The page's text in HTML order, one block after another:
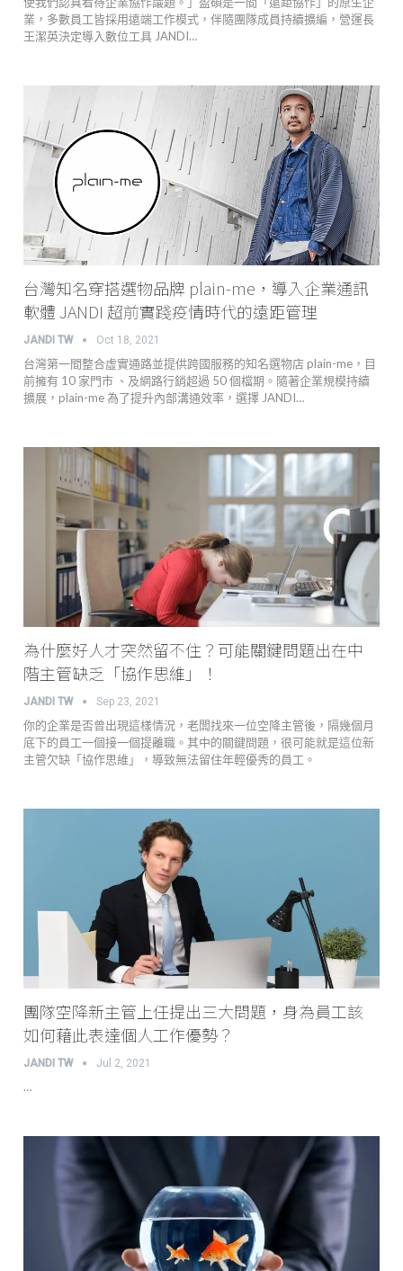
業，多數員工皆採用遠端工作模式，伴隨團隊成員持續擴編，營運長
王潔英決定導入數位工具 JANDI…
台灣知名穿搭選物品牌 plain-me，導入企業通訊
軟體 JANDI 超前實踐疫情時代的遠距管理
JANDI TW Oct 18, 2021
台灣第一間整合虛實通路並提供跨國服務的知名選物店 plain-me，目
前擁有 10 家門市 、及網路行銷超過 50 個檔期。隨著企業規模持續
擴展，plain-me 為了提升內部溝通效率，選擇 JANDI…
為什麼好人才突然留不住？可能關鍵問題出在中
階主管缺乏「協作思維」！
JANDI TW Sep 23, 2021
你的企業是否曾出現這樣情況，老闆找來一位空降主管後，隔幾個月
底下的員工一個接一個提離職。其中的關鍵問題，很可能就是這位新
主管欠缺「協作思維」，導致無法留住年輕優秀的員工。
團隊空降新主管上任提出三大問題，身為員工該
如何藉此表達個人工作優勢？
JANDI TW Jul 2, 2021
…